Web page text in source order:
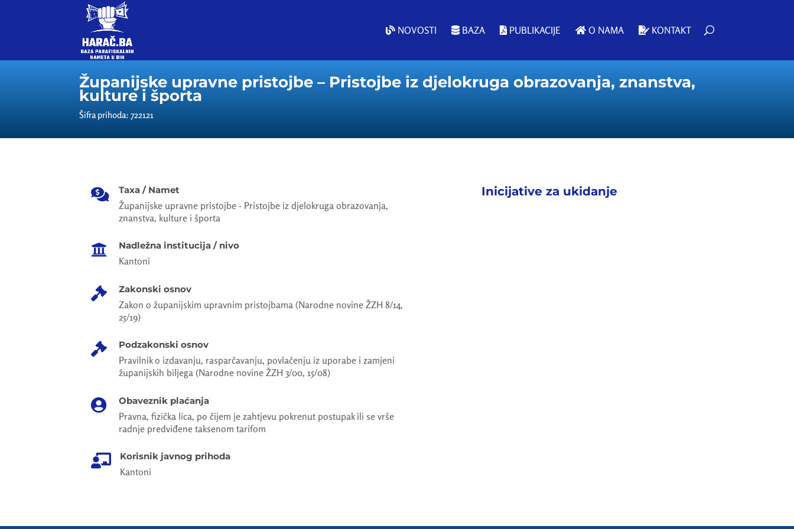
NOVOSTI BAZA PUBLIKACIJE O NAMA KONTAKT
Županijske upravne pristojbe – Pristojbe iz djelokruga obrazovanja, znanstva,
kulture i športa
Šifra prihoda: 722121
 Taxa / Namet
Županijske upravne pristojbe - Pristojbe iz djelokruga obrazovanja,
znanstva, kulture i športa
 Nadležna institucija / nivo
Kantoni
 Zakonski osnov
Zakon o županijskim upravnim pristojbama (Narodne novine ŽZH 8/14,
25/19)
 Podzakonski osnov
Pravilnik o izdavanju, rasparčavanju, povlačenju iz uporabe i zamjeni
županijskih biljega (Narodne novine ŽZH 3/00, 15/08)
 Obaveznik plaćanja
Pravna, fizička lica, po čijem je zahtjevu pokrenut postupak ili se vrše
radnje predviđene taksenom tarifom
 Korisnik javnog prihoda
Kantoni
Inicijative za ukidanje